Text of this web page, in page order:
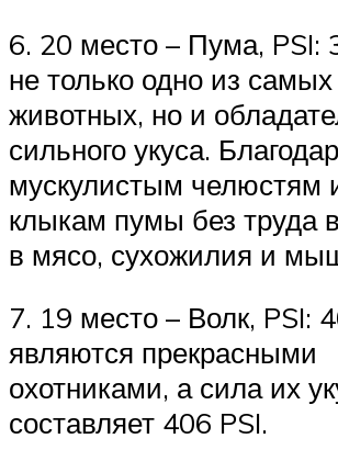
6. 20 место – Пума, PSI:
не только одно из
животных, но и
сильного укуса.
мускулистым челюстям
клыкам пумы без труда
в мясо, сухожилия и
7. 19 место – Волк, PSI:
являются прекрасными
охотниками, а сила их
составляет 406 PSI.